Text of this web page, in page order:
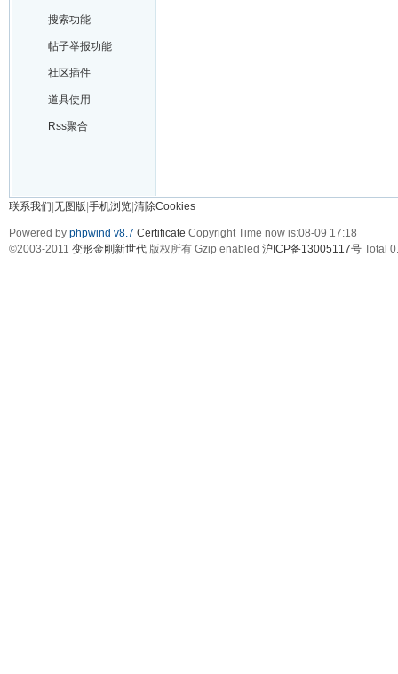
搜索功能
帖子举报功能
社区插件
道具使用
Rss聚合
联系我们 无图版 手机浏览 清除Cookies
Powered by phpwind v8.7 Certificate Copyright Time now is:08-09 17:18
©2003-2011 变形金刚新世代 版权所有 Gzip enabled 沪ICP备13005117号 Total